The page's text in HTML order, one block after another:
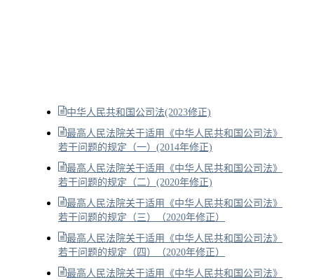
中华人民共和国公司法(2023修正)
最高人民法院关于适用《中华人民共和国公司法》
若干问题的规定（一）(2014年修正)
最高人民法院关于适用《中华人民共和国公司法》
若干问题的规定（二）(2020年修正)
最高人民法院关于适用《中华人民共和国公司法》
若干问题的规定（三）（2020年修正）
最高人民法院关于适用《中华人民共和国公司法》
若干问题的规定（四）（2020年修正）
最高人民法院关于适用《中华人民共和国公司法》